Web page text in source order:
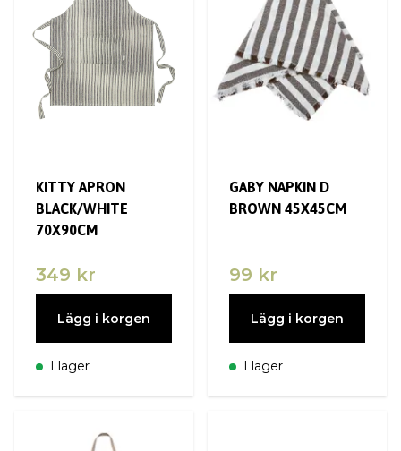
KITTY APRON
BLACK/WHITE
70X90CM
349 kr
Lägg i korgen
I lager
GABY NAPKIN D
BROWN 45X45CM
99 kr
Lägg i korgen
I lager